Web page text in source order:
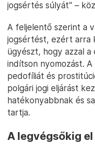
jogsértés súlyát” –
A feljelentő szerint a
jogsértést, ezért arra
ügyészt, hogy azzal a
indítson nyomozást.
pedofíliát és
polgári jogi eljárást
hatékonyabbnak és
tartja.
A legvégsőkig